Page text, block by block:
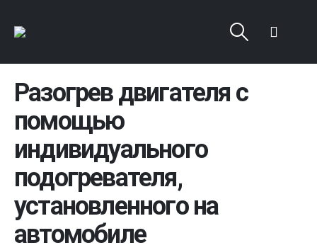
Разогрев двигателя с
помощью
индивидуального
подогревателя,
установленного на
автомобиле